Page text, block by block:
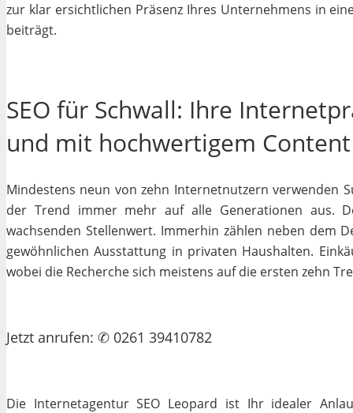
zur klar ersichtlichen Präsenz Ihres Unternehmens in
beiträgt.
SEO für Schwall: Ihre
und mit hochwertigem Content
Mindestens neun von zehn Internetnutzern verwenden
der Trend immer mehr auf alle Generationen aus.
wachsenden Stellenwert. Immerhin zählen neben dem
gewöhnlichen Ausstattung in privaten Haushalten.
wobei die Recherche sich meistens auf die ersten zehn
Jetzt anrufen: ✆ 0261 39410782
Die Internetagentur SEO Leopard ist Ihr idealer